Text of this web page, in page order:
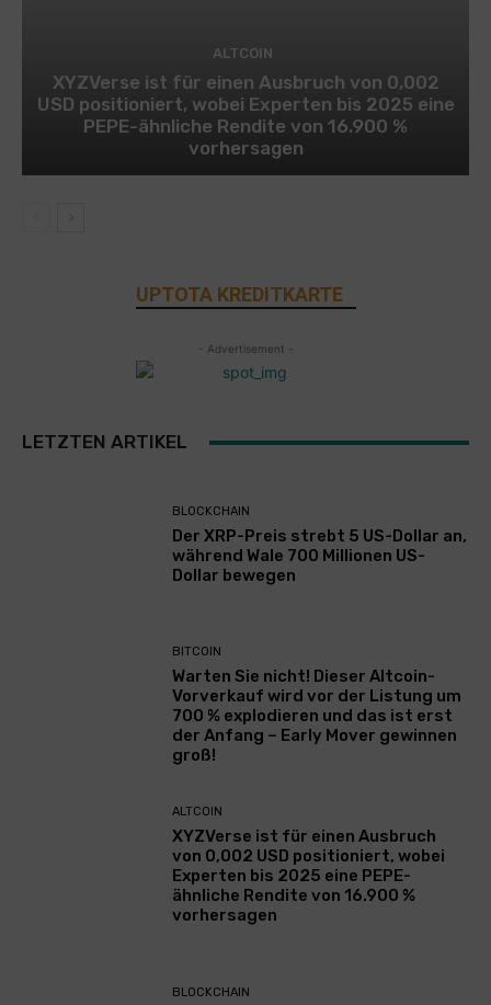
ALTCOIN
XYZVerse ist für einen Ausbruch von 0,002
USD positioniert, wobei Experten bis 2025 eine
PEPE-ähnliche Rendite von 16.900 %
vorhersagen
UPTOTA KREDITKARTE
- Advertisement -
LETZTEN ARTIKEL
BLOCKCHAIN
Der XRP-Preis strebt 5 US-Dollar an,
während Wale 700 Millionen US-
Dollar bewegen
BITCOIN
Warten Sie nicht! Dieser Altcoin-
Vorverkauf wird vor der Listung um
700 % explodieren und das ist erst
der Anfang – Early Mover gewinnen
groß!
ALTCOIN
XYZVerse ist für einen Ausbruch
von 0,002 USD positioniert, wobei
Experten bis 2025 eine PEPE-
ähnliche Rendite von 16.900 %
vorhersagen
BLOCKCHAIN